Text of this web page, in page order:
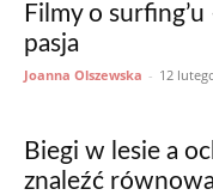
Filmy o
pasja
Joanna Olszewska - 12
Biegi w lesie a
znaleźć